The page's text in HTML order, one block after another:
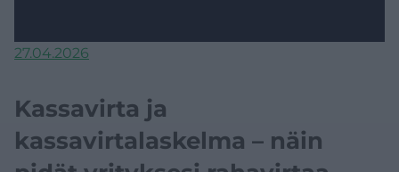
27.04.2026
Kassavirta ja
kassavirtalaskelma – näin